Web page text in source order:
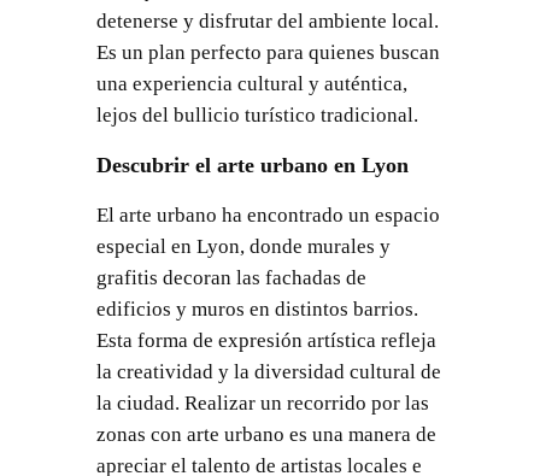
detenerse y disfrutar del ambiente local.
Es un plan perfecto para quienes buscan
una experiencia cultural y auténtica,
lejos del bullicio turístico tradicional.
Descubrir el arte urbano en Lyon
El arte urbano ha encontrado un espacio
especial en Lyon, donde murales y
grafitis decoran las fachadas de
edificios y muros en distintos barrios.
Esta forma de expresión artística refleja
la creatividad y la diversidad cultural de
la ciudad. Realizar un recorrido por las
zonas con arte urbano es una manera de
apreciar el talento de artistas locales e